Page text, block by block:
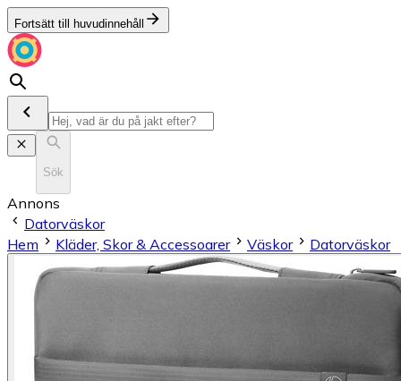
Fortsätt till huvudinnehåll
Sök
Annons
Datorväskor
Hem
Kläder, Skor & Accessoarer Väskor Datorväskor